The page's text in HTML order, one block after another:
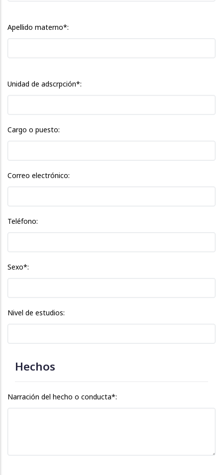
Apellido materno*:
Unidad de adscrpción*:
Cargo o puesto:
Correo electrónico:
Teléfono:
Sexo*:
Nivel de estudios:
Hechos
Narración del hecho o conducta*: